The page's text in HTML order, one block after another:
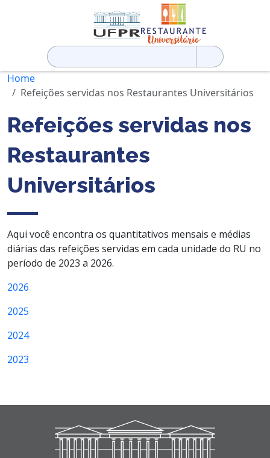
Pesquisar
por:
Home
Refeições servidas nos Restaurantes Universitários
Refeições servidas nos
Restaurantes
Universitários
Aqui você encontra os quantitativos mensais e médias
diárias das refeições servidas em cada unidade do RU no
período de 2023 a 2026.
2026
2025
2024
2023